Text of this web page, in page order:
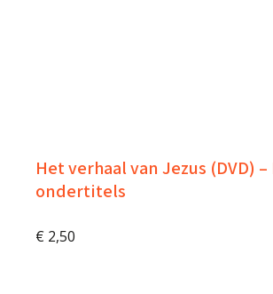
Het verhaal van Jezus (DVD) –
ondertitels
€ 2,50